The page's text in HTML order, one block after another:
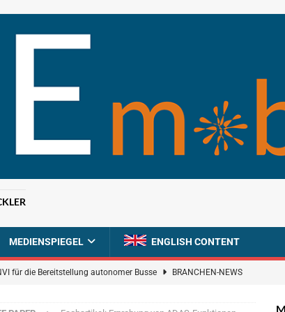
MEDIENSPIEGEL ENGLISH CONTENT
für die Bereitstellung autonomer Busse BRANCHEN-NEWS